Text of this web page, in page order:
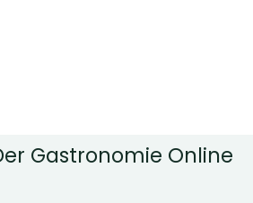
Gastronomie Online